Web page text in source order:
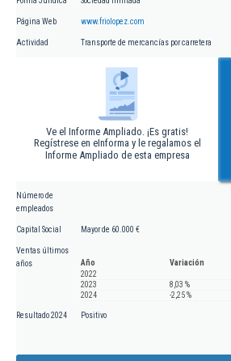
Página Web www.friolopez.com
Actividad Transporte de mercancías por carretera
Ve el Informe Ampliado. ¡Es gratis!
Regístrese en eInforma y le regalamos el
Informe Ampliado de esta empresa
Número de
empleados
Capital Social Mayor de 60.000 €
Ventas últimos
años
Año
Variación
2022
2023
8,03 %
2024
-2,25 %
Resultado 2024 Positivo